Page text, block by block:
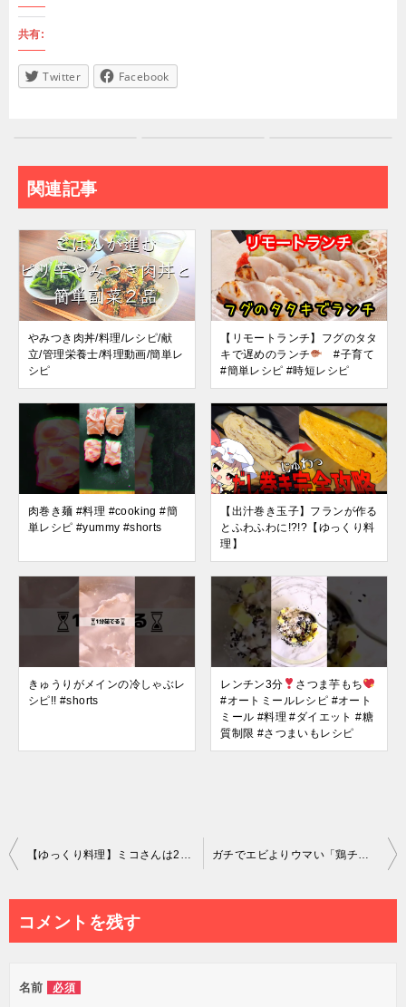
共有:
Twitter Facebook
関連記事
やみつき肉丼/料理/レシピ/献
立/管理栄養士/料理動画/簡単レ
シピ
【リモートランチ】フグのタタ
キで遅めのランチ
#子育て
#簡単レシピ #時短レシピ
肉巻き麺 #料理 #cooking #簡
単レシピ #yummy #shorts
【出汁巻き玉子】フランが作る
とふわふわに!?!?【ゆっくり料
理】
きゅうりがメインの冷しゃぶレ
シピ!! #shorts
レンチン3分
さつま芋もち
#オートミールレシピ #オート
ミール #料理 #ダイエット #糖
質制限 #さつまいもレシピ
投
ビ
ー
コメントを残す
名前 必須